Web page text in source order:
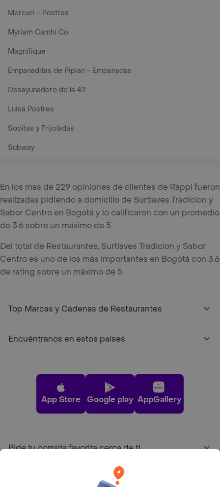
Mercari - Postres
Myriam Camhi Co
Magnifique
Empanaditas de Pipian - Empanadas
Desayunadero de la 42
Luisa Postres
Sopitas y Frijoladas
Subway
En los mas de 229 opiniones de clientes de Rappi fueron
realizadas pidiendo a domicilio de Surtiaves Tradicion y
Sabor Centro en Bogotá y lo calificaron con un promedio
de 3.6 sobre un máximo de 5.
Del total de Restaurantes, Surtiaves Tradicion y Sabor
Centro es uno de los más importantes en Bogotá con 3.6
de rating sobre un máximo de 5.
Top Marcas y Cadenas de Restaurantes
Encuéntranos en estos países
App Store Google play AppGallery
Pide tu comida favorita cerca de ti